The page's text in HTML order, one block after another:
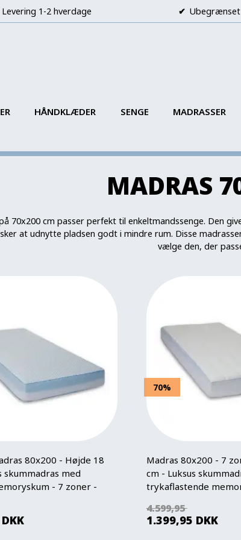
Levering 1-2 hverdage
HÅNDKLÆDER SENGE MADRASSER
MADRAS
70x200 cm passer perfekt til enkeltmandssenge. Den
at udnytte pladsen godt i mindre rum. Disse
vælge den, der
80x200 - Højde 18
skummadras med
- 7 zoner -
DKK
70%
Madras 80x200 - 7
cm - Luksus
trykaflastende
4.599,95
1.399,95 DKK